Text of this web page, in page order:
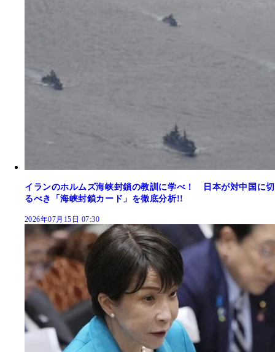
イランのホルムズ海峡封鎖の教訓に学べ！ 日本が対中国に切
るべき「海峡封鎖カード」を徹底分析!!
2026年07月15日 07:30